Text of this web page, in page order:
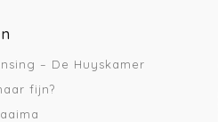
– De Huyskamer
fijn?